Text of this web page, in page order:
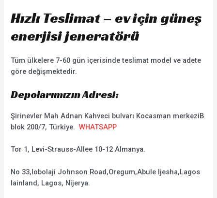
Hızlı Teslimat – ev için güneş
enerjisi jeneratörü
Tüm ülkelere 7-60 gün içerisinde teslimat model ve adete
göre değişmektedir.
Depolarımızın Adresi:
Şirinevler Mah Adnan Kahveci bulvarı Kocasman merkeziB
blok 200/7, Türkiye.WHATSAPP
Tor 1, Levi-Strauss-Allee 10-12 Almanya.
No 33,lobolaji Johnson Road,Oregum,Abule ljesha,Lagos
lainland, Lagos, Nijerya.